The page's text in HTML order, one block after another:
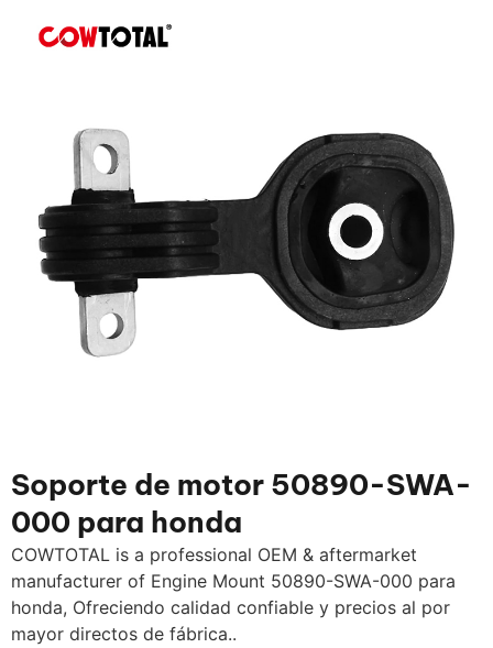
Soporte de motor 50890-SWA-
000 para honda
COWTOTAL is a professional OEM & aftermarket
manufacturer of Engine Mount 50890-SWA-000 para
honda, Ofreciendo calidad confiable y precios al por
mayor directos de fábrica..